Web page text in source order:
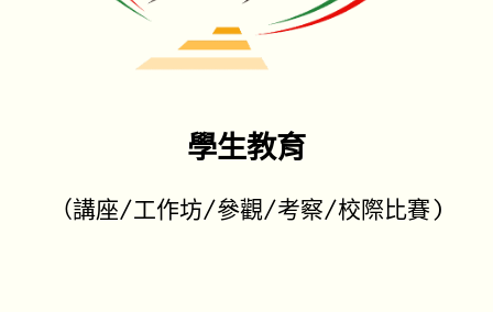
學生教育
（講座/工作坊/參觀/考察/校際比賽)